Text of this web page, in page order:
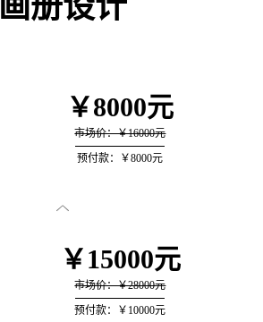
画册设计
￥8000元
市场价：￥16000元
预付款：￥8000元

￥15000元
市场价：￥28000元
预付款：￥10000元